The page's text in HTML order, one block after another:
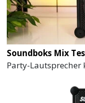
Soundboks Mix
Party-